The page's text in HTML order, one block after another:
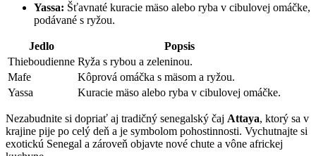
Yassa: Šťavnaté kuracie mäso alebo ryba v cibulovej omáčke,
podávané s ryžou.
Jedlo
Popsis
Thieboudienne Ryža s rybou a zeleninou.
Mafe
Kôprová omáčka s mäsom a ryžou.
Yassa
Kuracie mäso alebo ryba v cibulovej omáčke.
Nezabudnite si dopriať aj tradičný senegalský čaj Attaya, ktorý sa v
krajine pije po celý deň a je symbolom pohostinnosti. Vychutnajte si
exotickú Senegal a zároveň objavte nové chute a vône africkej